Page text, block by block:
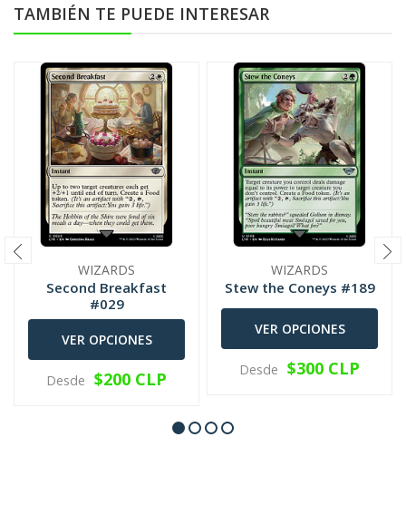
TAMBIÉN TE PUEDE INTERESAR
WIZARDS
Second Breakfast
#029
VER OPCIONES
Desde $200 CLP
WIZARDS
Stew the Coneys #189
VER OPCIONES
Desde $300 CLP